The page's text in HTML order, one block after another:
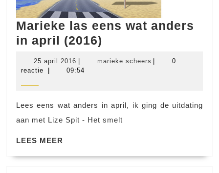
Marieke las eens wat anders
in april (2016)
25 april 2016 25
april
marieke scheers marieke
0
reactie
09:54
Lees eens wat anders in april, ik ging de uitdating
aan met Lize Spit - Het smelt
LEES MEER